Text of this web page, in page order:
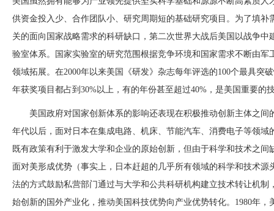
供资金投入少、合作团队小、研究周期短的基础研究项目。为了填
关的面向国家战略需求的科研缺口，第二次世界大战后美国以战争
验室体系。国家实验室的研究范围根据竞争环境和国家需求不断由
领域拓展。在2000年以来美国《研发》杂志每年评选的100个最具突
年获奖项目都占到30%以上，有的年份甚至超过40%，是美国重要的
美国政府对国家创新体系的影响还表现在积极推动创新主体之间
年代以后，面对日本在集成电路、机床、节能汽车、消费电子等领
既有政策有利于激发大学和企业的原始创新，但由于科学和技术之
面对美形成优势（事实上，日本赶超的几乎所有领域的科学和技术
法的方式鼓励私营部门通过与大学和公共科研机构建立技术转让机
始创新的国外产业化，推动美国科技优势向产业优势转化。1980年